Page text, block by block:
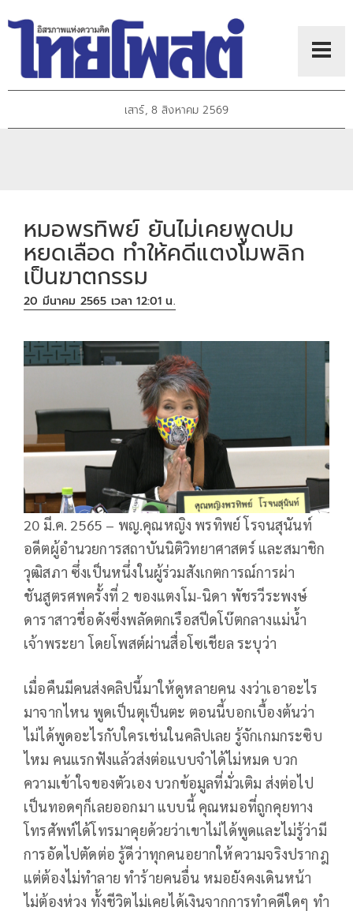
เสาร์, 8 สิงหาคม 2569
หมอพรทิพย์ ยันไม่เคยพูดปม
หยดเลือด ทำให้คดีแตงโมพลิก
เป็นฆาตกรรม
20 มีนาคม 2565 เวลา 12:01 น.
20 มี.ค. 2565 – พญ.คุณหญิง พรทิพย์ โรจนสุนันท์
อดีตผู้อำนวยการสถาบันนิติวิทยาศาสตร์ และสมาชิก
วุฒิสภา ซึ่งเป็นหนึ่งในผู้ร่วมสังเกตการณ์การผ่า
ชันสูตรศพครั้งที่ 2 ของแตงโม-นิดา พัชรวีระพงษ์
ดาราสาวชื่อดังซึ่งพลัดตกเรือสปีดโบ๊ตกลางแม่น้ำ
เจ้าพระยา โดยโพสต์ผ่านสื่อโซเชียล ระบุว่า
เมื่อคืนมีคนส่งคลิปนี้มาให้ดูหลายคน งงว่าเอาอะไร
มาจากไหน พูดเป็นตุเป็นตะ ตอนนี้บอกเบื้องต้นว่า
ไม่ได้พูดอะไรกับใครเช่นในคลิปเลย รู้จักเกมกระซิบ
ไหม คนแรกฟังแล้วส่งต่อแบบจำได้ไม่หมด บวก
ความเข้าใจของตัวเอง บวกข้อมูลที่มั่วเติม ส่งต่อไป
เป็นทอดๆก็เลยออกมา แบบนี้ คุณหมอที่ถูกคุยทาง
โทรศัพท์ได้โทรมาคุยด้วยว่าเขาไม่ได้พูดและไม่รู้ว่ามี
การอัดไปตัดต่อ รู้ดีว่าทุกคนอยากให้ความจริงปรากฎ
แต่ต้องไม่ทำลาย ทำร้ายคนอื่น หมอยังคงเดินหน้า
ไม่ต้องห่วง ทั้งชีวิตไม่เคยได้เงินจากการทำคดีใดๆ ทำ